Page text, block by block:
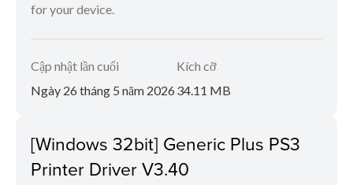
for your device.
Cập nhật lần cuối
Ngày 26 tháng 5 năm 2026
Kích cỡ
34.11 MB
[Windows 32bit] Generic Plus PS3
Printer Driver V3.40